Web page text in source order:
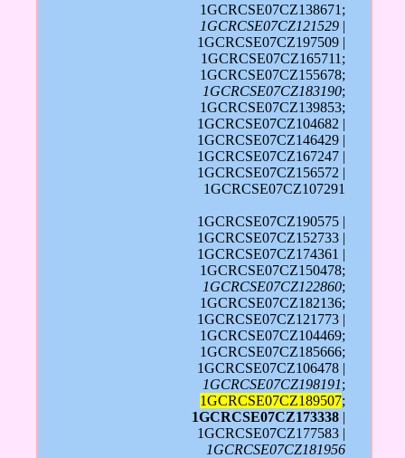
1GCRCSE07CZ138671;
1GCRCSE07CZ121529 |
1GCRCSE07CZ197509 |
1GCRCSE07CZ165711;
1GCRCSE07CZ155678;
1GCRCSE07CZ183190;
1GCRCSE07CZ139853;
1GCRCSE07CZ104682 |
1GCRCSE07CZ146429 |
1GCRCSE07CZ167247 |
1GCRCSE07CZ156572 |
1GCRCSE07CZ107291
1GCRCSE07CZ190575 |
1GCRCSE07CZ152733 |
1GCRCSE07CZ174361 |
1GCRCSE07CZ150478;
1GCRCSE07CZ122860;
1GCRCSE07CZ182136;
1GCRCSE07CZ121773 |
1GCRCSE07CZ104469;
1GCRCSE07CZ185666;
1GCRCSE07CZ106478 |
1GCRCSE07CZ198191;
1GCRCSE07CZ189507;
1GCRCSE07CZ173338 |
1GCRCSE07CZ177583 |
1GCRCSE07CZ181956